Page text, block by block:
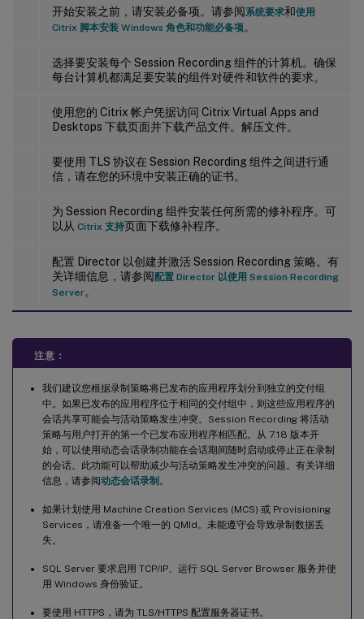
开始安装之前，请安装必备项。请参阅系统要求和使用
Citrix 脚本安装 Windows 角色和功能必备项。
选择要安装每个 Session Recording 组件的计算机。确保
每台计算机都满足要安装的组件对硬件和软件的要求。
使用您的 Citrix 帐户凭据访问 Citrix Virtual Apps and
Desktops 下载页面并下载产品文件。解压文件。
要使用 TLS 协议在 Session Recording 组件之间进行通
信，请在您的环境中安装正确的证书。
为 Session Recording 组件安装任何所需的修补程序。可
以从 Citrix 支持页面下载修补程序。
配置 Director 以创建并激活 Session Recording 策略。有
关详细信息，请参阅配置 Director 以使用 Session Recording
Server。
注意：
我们建议您根据录制策略将已发布的应用程序划分到独立的交付组
中。如果已发布的应用程序位于相同的交付组中，则这些应用程序的
会话共享可能会与活动策略发生冲突。Session Recording 将活动
策略与用户打开的第一个已发布应用程序相匹配。从 7.18 版本开
始，可以使用动态会话录制功能在会话期间随时启动或停止正在录制
的会话。此功能可以帮助减少与活动策略发生冲突的问题。有关详细
信息，请参阅动态会话录制 。
如果计划使用 Machine Creation Services (MCS) 或 Provisioning
Services，请准备一个唯一的 QMId。未能遵守会导致录制数据丢
失。
SQL Server 要求启用 TCP/IP、运行 SQL Server Browser 服务并使
用 Windows 身份验证。
要使用 HTTPS，请为 TLS/HTTPS 配置服务器证书。